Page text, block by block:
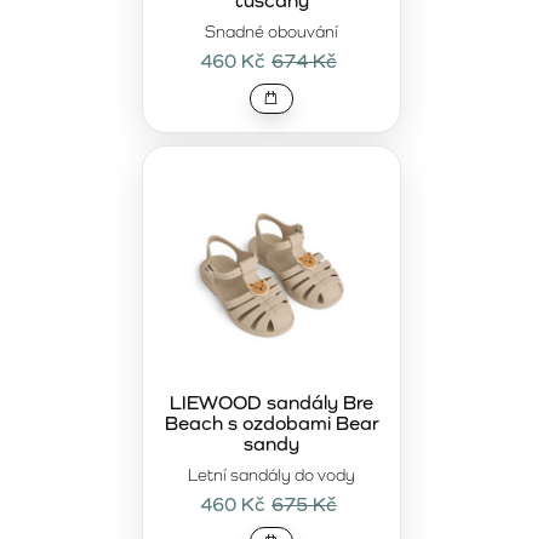
Snadné obouvání
460 Kč 674 Kč
Letní sandály do vody
LIEWOOD sandály Bre
Beach s ozdobami Bear
sandy
460 Kč 675 Kč